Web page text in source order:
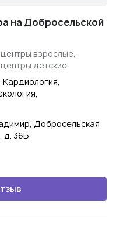
на Добросельской
взрослые,
детские
Кардиология,
Добросельская
д. 36Б